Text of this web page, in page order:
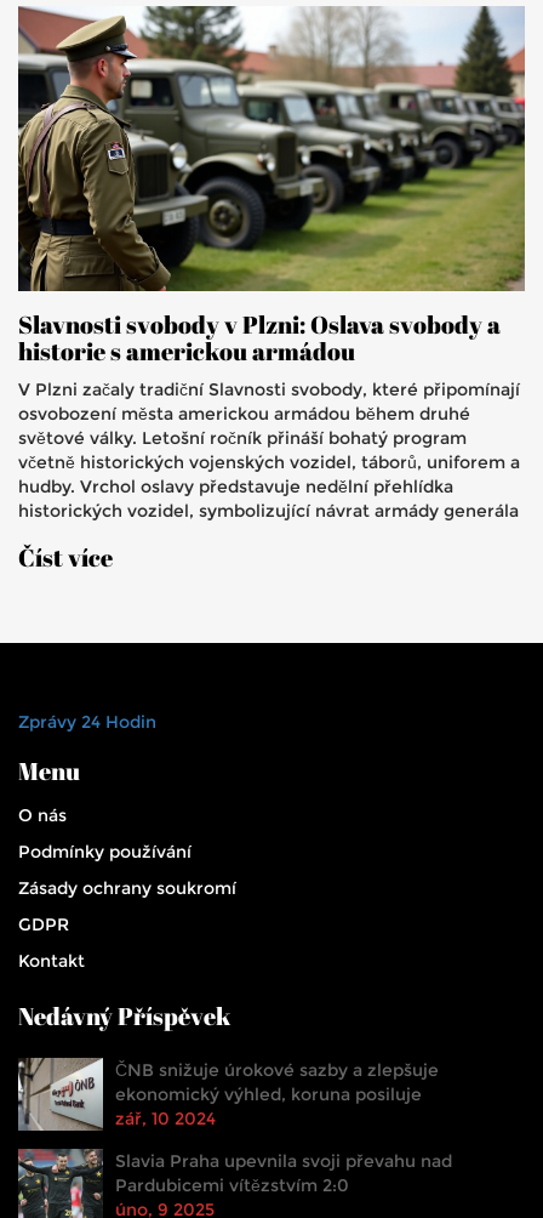
Slavnosti svobody v Plzni: Oslava svobody a
historie s americkou armádou
V Plzni začaly tradiční Slavnosti svobody, které připomínají
osvobození města americkou armádou během druhé
světové války. Letošní ročník přináší bohatý program
včetně historických vojenských vozidel, táborů, uniforem a
hudby. Vrchol oslavy představuje nedělní přehlídka
historických vozidel, symbolizující návrat armády generála
Číst více
Zprávy 24 Hodin
Menu
O nás
Podmínky používání
Zásady ochrany soukromí
GDPR
Kontakt
Nedávný Příspěvek
ČNB snižuje úrokové sazby a zlepšuje
ekonomický výhled, koruna posiluje
zář, 10 2024
Slavia Praha upevnila svoji převahu nad
Pardubicemi vítězstvím 2:0
úno, 9 2025